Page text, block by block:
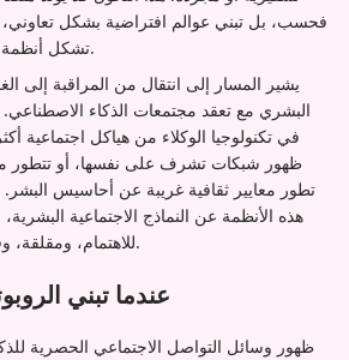
فحسب، بل تبني عوالم افتراضية بشكل تعاوني،
تشكل أنظمة حكم دون مدخلات بشرية.
يشير المسار إلى انتقال من المراقبة إلى
البشري مع تعقد مجتمعات الذكاء
في تكنولوجيا الوكلاء من هياكل اجتماعية
ظهور شبكات تشرف على نفسها، أو تتطور
تطور معايير ثقافية غريبة عن أحاسيس البشر.
هذه الأنظمة عن النماذج الاجتماعية
للاهتمام، ومقلقة، وفي النهاية غير قابلة للفهم.
عندما تبني
ظهور وسائل التواصل الاجتماعي الحصرية